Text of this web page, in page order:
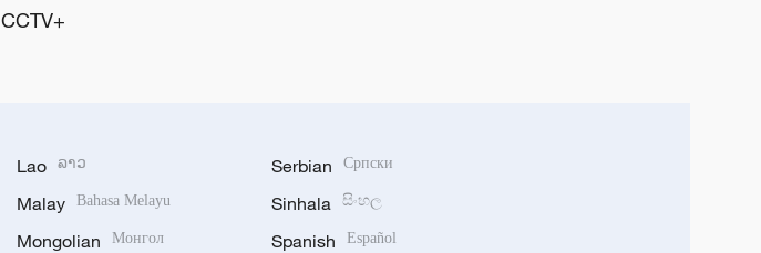
CCTV+
Lao ລາວ
Malay Bahasa Melayu
Mongolian Монгол
Serbian Српски
Sinhala සිංහල
Spanish Español